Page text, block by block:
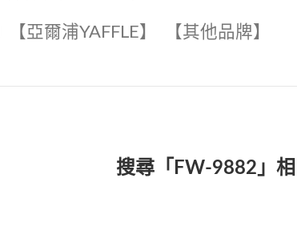
【亞爾浦YAFFLE】 ️【其他品牌】️
搜尋「FW-9882」